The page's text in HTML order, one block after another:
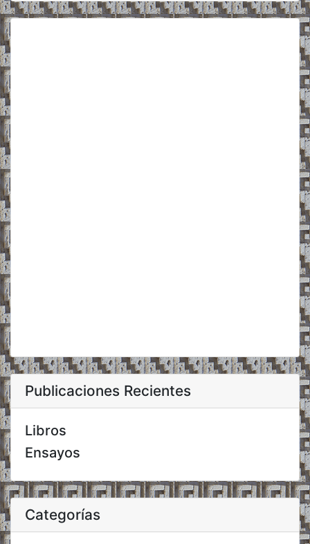
Publicaciones Recientes
Libros
Ensayos
Categorías